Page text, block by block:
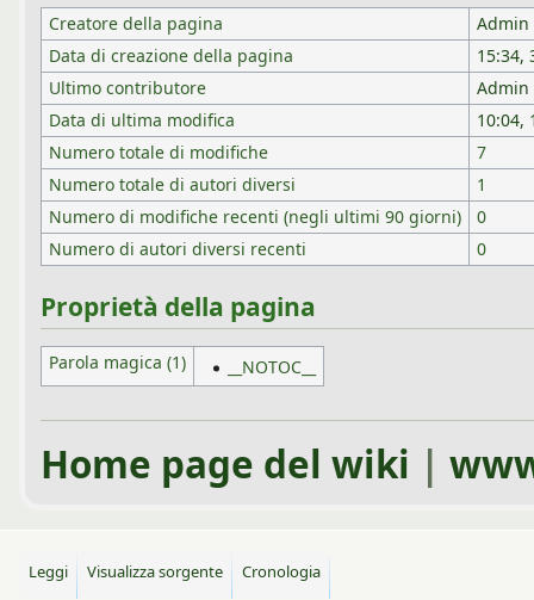
Creatore della pagina Admin
Data di creazione della pagina
15:34,
Ultimo contributore
Admin
Data di ultima modifica
10:04,
Numero totale di modifiche
7
Numero totale di autori diversi
1
Numero di modifiche recenti (negli ultimi 90 giorni)
0
Numero di autori diversi recenti
0
Proprietà della pagina
Parola magica (1) __NOTOC__
Home page del wiki |
Leggi Visualizza sorgente Cronologia